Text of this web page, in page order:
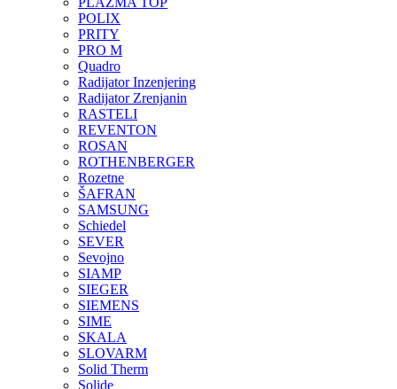
POLIX
PRITY
PRO M
Quadro
Radijator Inzenjering
Radijator Zrenjanin
RASTELI
REVENTON
ROSAN
ROTHENBERGER
Rozetne
ŠAFRAN
SAMSUNG
Schiedel
SEVER
Sevojno
SIAMP
SIEGER
SIEMENS
SIME
SKALA
SLOVARM
Solid Therm
Solide